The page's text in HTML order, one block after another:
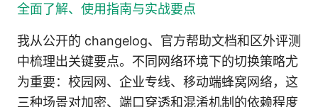
全面了解、使用指南与实战要点
我从公开的 changelog、官方帮助文档和区外评测
中梳理出关键要点。不同网络环境下的切换策略尤
为重要：校园网、企业专线、移动端蜂窝网络，这
三种场景对加密、端口穿透和混淆机制的依赖程度